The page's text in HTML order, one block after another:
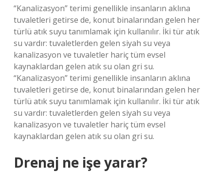
“Kanalizasyon” terimi genellikle insanların aklına
tuvaletleri getirse de, konut binalarından gelen her
türlü atık suyu tanımlamak için kullanılır. İki tür atık
su vardır: tuvaletlerden gelen siyah su veya
kanalizasyon ve tuvaletler hariç tüm evsel
kaynaklardan gelen atık su olan gri su.
“Kanalizasyon” terimi genellikle insanların aklına
tuvaletleri getirse de, konut binalarından gelen her
türlü atık suyu tanımlamak için kullanılır. İki tür atık
su vardır: tuvaletlerden gelen siyah su veya
kanalizasyon ve tuvaletler hariç tüm evsel
kaynaklardan gelen atık su olan gri su.
Drenaj ne işe yarar?